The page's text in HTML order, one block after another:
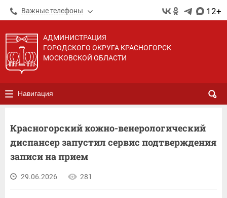
Важные телефоны 12+
АДМИНИСТРАЦИЯ
ГОРОДСКОГО ОКРУГА КРАСНОГОРСК
МОСКОВСКОЙ ОБЛАСТИ
Навигация
Красногорский кожно-венерологический
диспансер запустил сервис подтверждения
записи на прием
29.06.2026 281